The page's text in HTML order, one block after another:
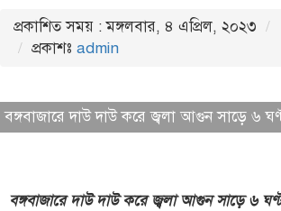
প্রকাশিত সময় : মঙ্গলবার, ৪ এপ্রিল, ২০২৩
প্রকাশঃ admin
বঙ্গবাজারে দাউ দাউ করে জ্বলা আগুন সাড়ে ৬
বঙ্গবাজারে দাউ দাউ করে জ্বলা আগুন সাড়ে ৬